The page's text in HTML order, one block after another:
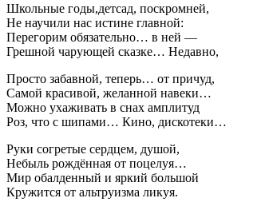
Школьные годы,детсад, поскромней,
Не научили нас истине главной:
Перегорим обязательно… в ней —
Грешной чарующей сказке… Недавно,
Просто забавной, теперь… от причуд,
Самой красивой, желанной навеки…
Можно ухаживать в снах амплитуд
Роз, что с шипами… Кино, дискотеки…
Руки согретые сердцем, душой,
Небыль рождённая от поцелуя…
Мир обалденный и яркий большой
Кружится от альтруизма ликуя.